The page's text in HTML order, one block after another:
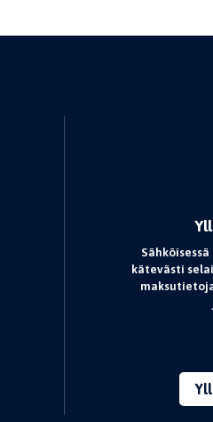
kätevästi